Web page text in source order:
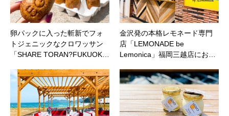
卵パックに入った斬新でフォ
トジェニックなクロワッサン
「SHARE TORAN?FUKUOK…
金沢発の本格レモネード専門
店「LEMONADE be
Lemonica」福岡三越店にお…